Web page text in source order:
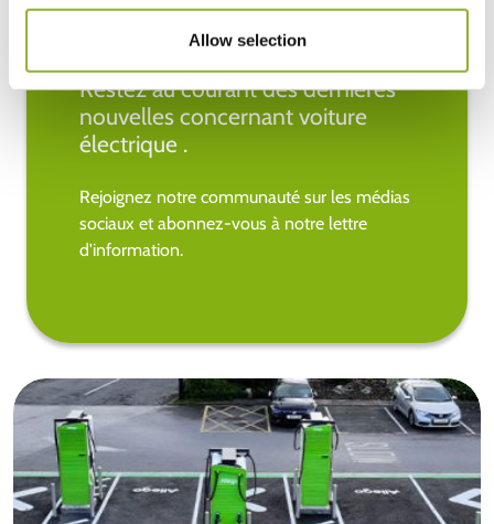
Allow selection
Restez au courant des dernières
nouvelles concernant voiture
électrique .
Rejoignez notre communauté sur les médias
sociaux et abonnez-vous à notre lettre
d'information.